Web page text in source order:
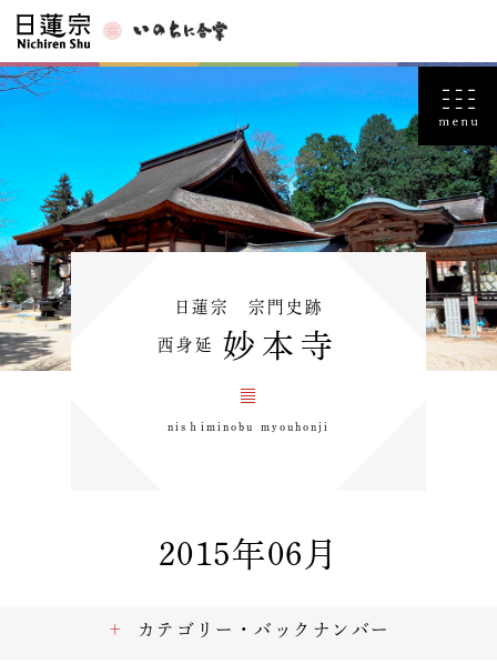
日蓮宗 宗門史跡
西身延 妙本寺
nisｈiminobu myouhonji
2015年06月
カテゴリー・バックナンバー